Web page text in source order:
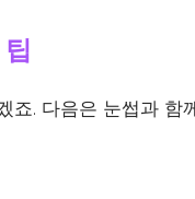
. 다음은 눈썹과 함